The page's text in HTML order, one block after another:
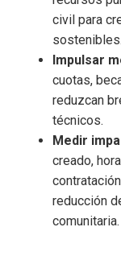
civil para
sostenibles.
Impulsar
cuotas,
reduzcan
técnicos.
Medir
creado,
reducción
comunitaria.